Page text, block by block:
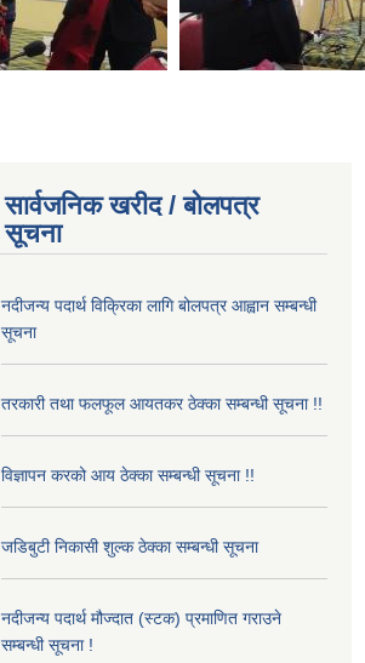
सार्वजनिक खरीद / बोलपत्र
सूचना
नदीजन्य पदार्थ विक्रिका लागि बोलपत्र आह्वान सम्बन्धी
सूचना
तरकारी तथा फलफूल आयतकर ठेक्का सम्बन्धी सूचना !!
विज्ञापन करको आय ठेक्का सम्बन्धी सूचना !!
जडिबुटी निकासी शुल्क ठेक्का सम्बन्धी सूचना
नदीजन्य पदार्थ मौज्दात (स्टक) प्रमाणित गराउने
सम्बन्धी सूचना !